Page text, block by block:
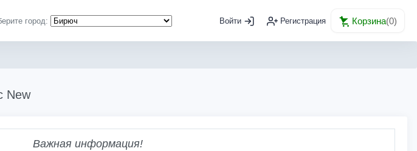
город: Войти Регистрация Корзина(0)
New
Важная информация!